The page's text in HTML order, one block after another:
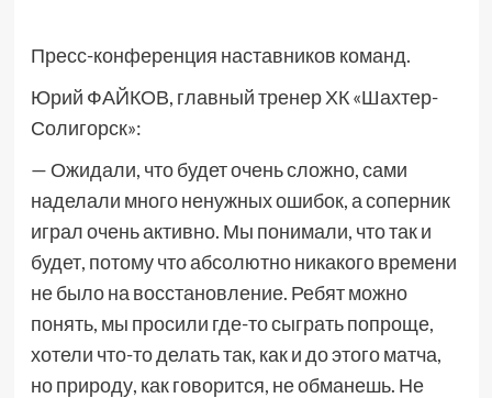
Пресс-конференция наставников команд.
Юрий ФАЙКОВ, главный тренер ХК «Шахтер-
Солигорск»:
— Ожидали, что будет очень сложно, сами
наделали много ненужных ошибок, а соперник
играл очень активно. Мы понимали, что так и
будет, потому что абсолютно никакого времени
не было на восстановление. Ребят можно
понять, мы просили где-то сыграть попроще,
хотели что-то делать так, как и до этого матча,
но природу, как говорится, не обманешь. Не